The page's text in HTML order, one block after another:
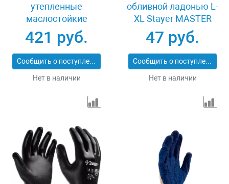
утепленные
маслостойкие
размер L-XL Зубр
АРКТИКА 11469-XL
421 руб.
Сообщить о поступлении
Нет в наличии
обливной ладонью L-
XL Stayer MASTER
11409-XL
47 руб.
Сообщить о поступлении
Нет в наличии